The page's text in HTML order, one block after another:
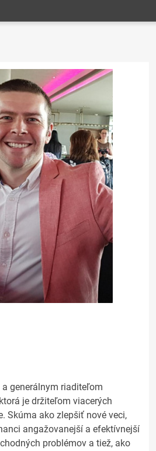
generálnym riaditeľom
je držiteľom viacerých
Skúma ako zlepšiť nové veci,
angažovanejší a efektívnejší
problémov a tiež, ako